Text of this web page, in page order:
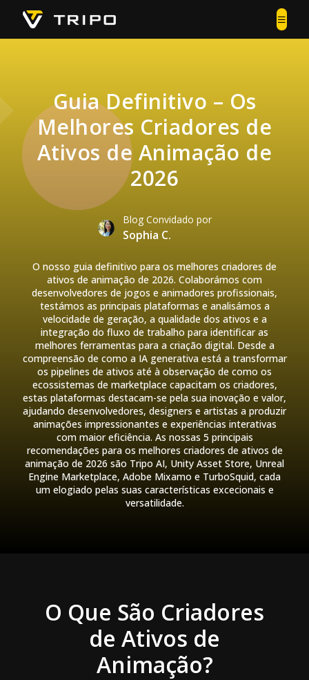
Guia Definitivo – Os
Melhores Criadores de
Ativos de Animação de
2026
Blog Convidado por
Sophia C.
O nosso guia definitivo para os melhores criadores de
ativos de animação de 2026. Colaborámos com
desenvolvedores de jogos e animadores profissionais,
testámos as principais plataformas e analisámos a
velocidade de geração, a qualidade dos ativos e a
integração do fluxo de trabalho para identificar as
melhores ferramentas para a criação digital. Desde a
compreensão de como a IA generativa está a transformar
os pipelines de ativos até à observação de como os
ecossistemas de marketplace capacitam os criadores,
estas plataformas destacam-se pela sua inovação e valor,
ajudando desenvolvedores, designers e artistas a produzir
animações impressionantes e experiências interativas
com maior eficiência. As nossas 5 principais
recomendações para os melhores criadores de ativos de
animação de 2026 são Tripo AI, Unity Asset Store, Unreal
Engine Marketplace, Adobe Mixamo e TurboSquid, cada
um elogiado pelas suas características excecionais e
versatilidade.
O Que São Criadores
de Ativos de
Animação?